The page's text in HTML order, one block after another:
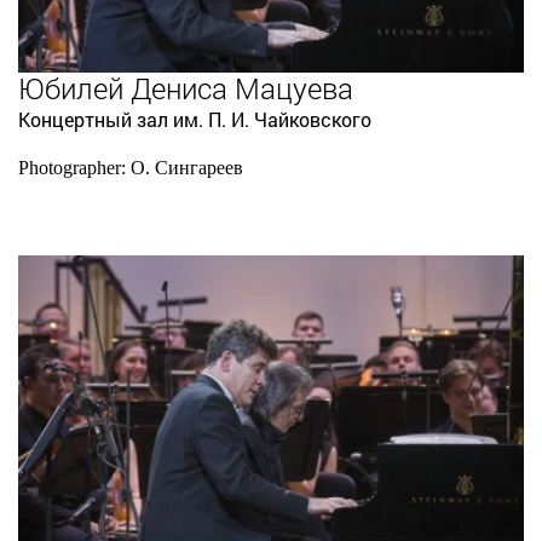
Юбилей Дениса Мацуева
Концертный зал им. П. И. Чайковского
Photographer: О. Сингареев